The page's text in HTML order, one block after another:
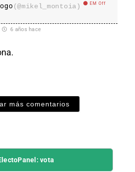
(@mikel_montoia) EM Off
6 años hace
más comentarios
vota